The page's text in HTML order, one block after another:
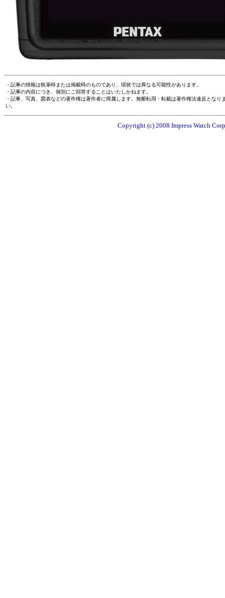
・記事の情報は執筆時または掲載時のものであり、現状では異なる可能性があります。
・記事の内容につき、個別にご回答することはいたしかねます。
・記事、写真、図表などの著作権は著作者に帰属します。無断転用・転載は著作権法違反とな
い。
Copyright (c) 2008 Impress Watch